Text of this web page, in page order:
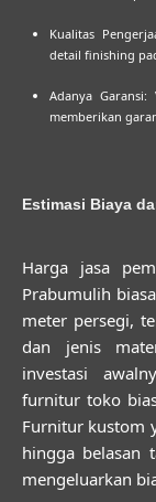
Kualitas
detail finishing
Adanya Garansi:
memberikan
Estimasi Biaya
Harga jasa
Prabumulih
meter persegi,
dan jenis
investasi
furnitur toko
Furnitur kustom
hingga belasan
mengeluarkan